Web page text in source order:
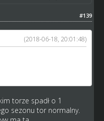
#139
(2018-06-18, 20:01:48)
torze spadł o 1
sezonu tor normalny.